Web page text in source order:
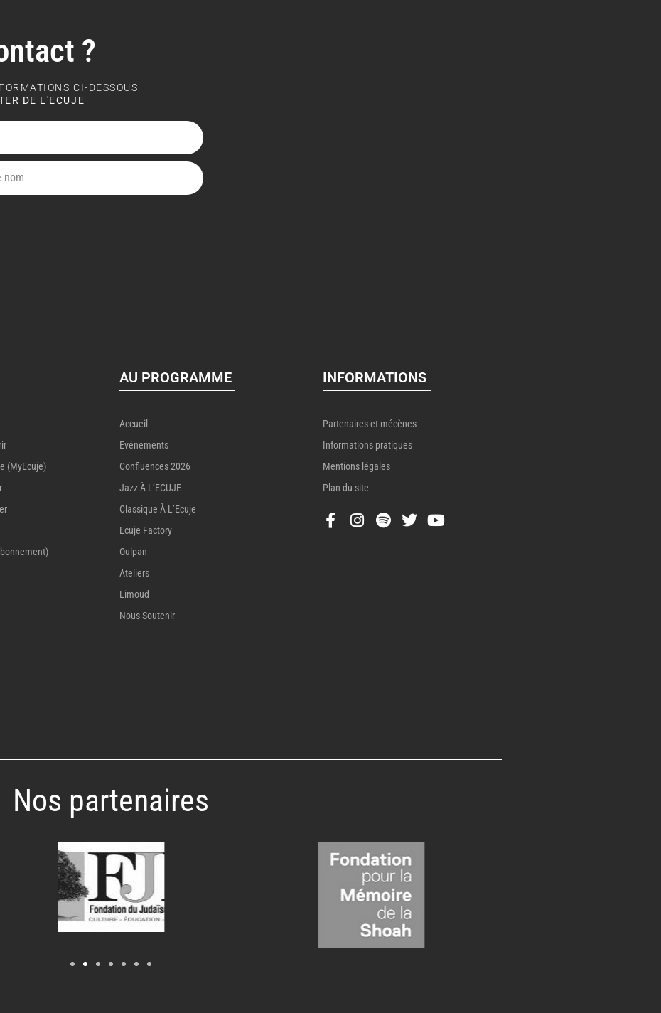
?
CI-DESSOUS
DE L'ECUJE
(MyEcuje)
AU PROGRAMME
Accueil
Evénements
Confluences 2026
Jazz À L’ECUJE
Classique À L’Ecuje
Ecuje Factory
Oulpan
Ateliers
Limoud
Nous Soutenir
INFORMATIONS
Partenaires et mécènes
Informations pratiques
Mentions légales
Plan du site
Nos partenaires